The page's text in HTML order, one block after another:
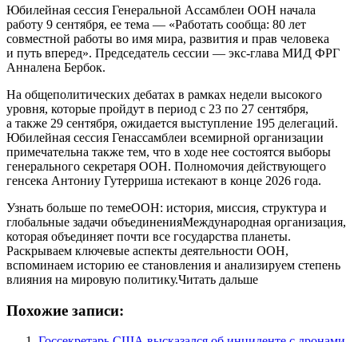
Юбилейная сессия Генеральной Ассамблеи ООН начала
работу 9 сентября, ее тема — «Работать сообща: 80 лет
совместной работы во имя мира, развития и прав человека
и путь вперед». Председатель сессии — экс-глава МИД ФРГ
Анналена Бербок.
На общеполитических дебатах в рамках недели высокого
уровня, которые пройдут в период с 23 по 27 сентября,
а также 29 сентября, ожидается выступление 195 делегаций.
Юбилейная сессия Генассамблеи всемирной организации
примечательна также тем, что в ходе нее состоятся выборы
генерального секретаря ООН. Полномочия действующего
генсека Антониу Гутерриша истекают в конце 2026 года.
Узнать больше по темеООН: история, миссия, структура и
глобальные задачи объединенияМеждународная организация,
которая объединяет почти все государства планеты.
Раскрываем ключевые аспекты деятельности ООН,
вспоминаем историю ее становления и анализируем степень
влияния на мировую политику.Читать дальше
Похожие записи: